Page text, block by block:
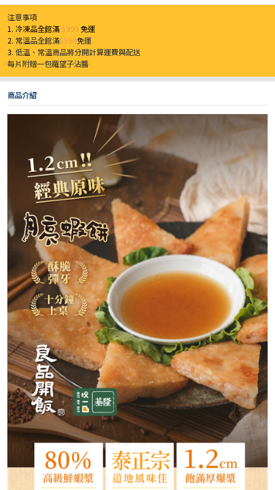
注意事項
1. 冷凍品全館滿 $999免運
2. 常溫品全館滿$599免運
3.低溫、常溫商品將分開計算運費與配送
每片附贈一包羅望子沾醬
商品介紹